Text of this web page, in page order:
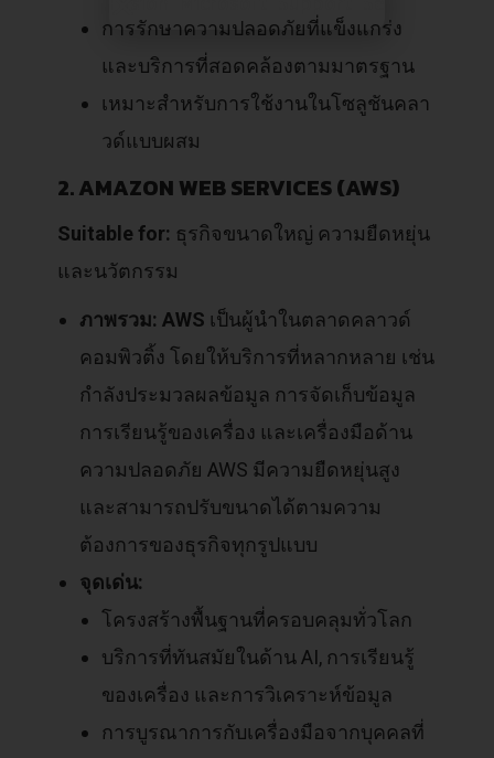
การรักษาความปลอดภัยที่แข็งแกร่ง
และบริการที่สอดคล้องตามมาตรฐาน
เหมาะสำหรับการใช้งานในโซลูชันคลา
วด์แบบผสม
2. AMAZON WEB SERVICES (AWS)
Suitable for: ธุรกิจขนาดใหญ่ ความยืดหยุ่น
และนวัตกรรม
ภาพรวม: AWS เป็นผู้นำในตลาดคลาวด์
คอมพิวติ้ง โดยให้บริการที่หลากหลาย เช่น
กำลังประมวลผลข้อมูล การจัดเก็บข้อมูล
การเรียนรู้ของเครื่อง และเครื่องมือด้าน
ความปลอดภัย AWS มีความยืดหยุ่นสูง
และสามารถปรับขนาดได้ตามความ
ต้องการของธุรกิจทุกรูปแบบ
จุดเด่น:
โครงสร้างพื้นฐานที่ครอบคลุมทั่วโลก
บริการที่ทันสมัยในด้าน AI, การเรียนรู้
ของเครื่อง และการวิเคราะห์ข้อมูล
การบูรณาการกับเครื่องมือจากบุคคลที่